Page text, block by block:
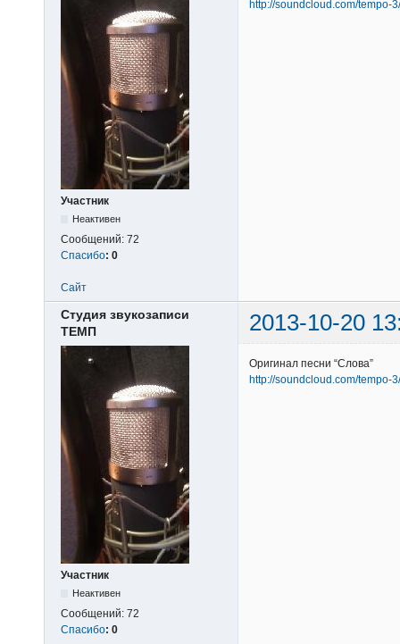
Участник
Неактивен
Сообщений: 72
Спасибо: 0
http://soundcloud.com/tempo-
Сайт
Студия звукозаписи
ТЕМП
2013-10-20
Участник
Неактивен
Сообщений: 72
Спасибо: 0
Оригинал песни “Слова”
http://soundcloud.com/tempo-